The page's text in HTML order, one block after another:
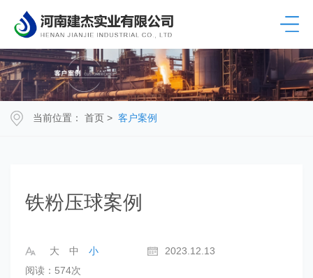
当前位置： 首页 > 客户案例
铁粉压球案例
大 中 小
2023.12.13
阅读：574次